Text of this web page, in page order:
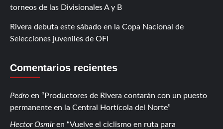
torneos de las Divisionales A y B
Rivera debuta este sábado en la Copa Nacional de
Selecciones juveniles de OFI
Comentarios recientes
Pedro en
Productores de Rivera contarán con un puesto
permanente en la Central Hortícola del Norte
Hector Osmiren
Vuelve el ciclismo en ruta para